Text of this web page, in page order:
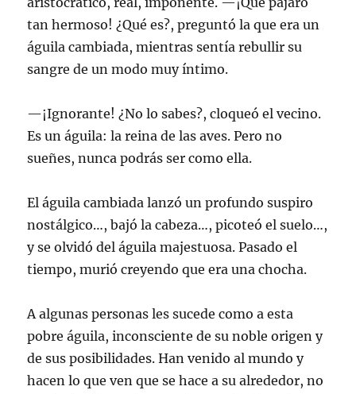
tan hermoso! ¿Qué es?, preguntó la que era un
águila cambiada, mientras sentía rebullir su
sangre de un modo muy íntimo.
—¡Ignorante! ¿No lo sabes?, cloqueó el vecino.
Es un águila: la reina de las aves. Pero no
sueñes, nunca podrás ser como ella.
El águila cambiada lanzó un profundo suspiro
nostálgico…, bajó la cabeza…, picoteó el suelo…,
y se olvidó del águila majestuosa. Pasado el
tiempo, murió creyendo que era una chocha.
A algunas personas les sucede como a esta
pobre águila, inconsciente de su noble origen y
de sus posibilidades. Han venido al mundo y
hacen lo que ven que se hace a su alrededor, no